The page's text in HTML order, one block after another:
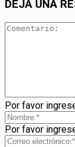
DEJA UNA
Por favor
Por favor